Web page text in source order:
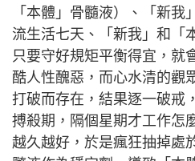
「本體」骨髓液）、「新
流生活七天、「新我」和「
只要守好規矩平衡得宜，就
酷人性醜惡，而心水清的觀
打破而存在，結果逐一破戒
搏殺期，隔個星期才工作怎
越久越好，於是瘋狂抽掉處